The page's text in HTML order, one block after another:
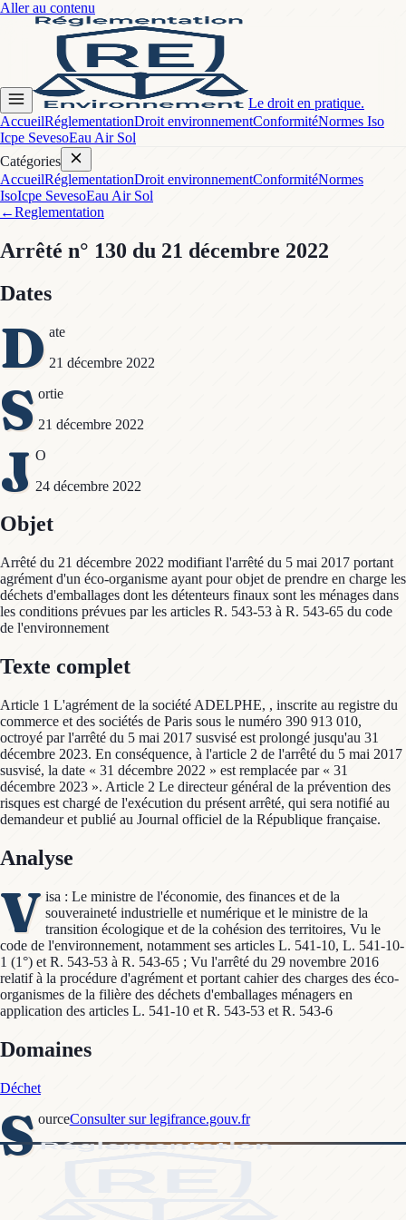
Aller au contenu
Le droit en pratique.
AccueilRéglementationDroit environnementConformitéNormes Iso
Icpe SevesoEau Air Sol
Catégories
AccueilRéglementationDroit environnementConformitéNormes
IsoIcpe SevesoEau Air Sol
←Reglementation
Arrêté n° 130 du 21 décembre 2022
Dates
D ate
21 décembre 2022
S ortie
21 décembre 2022
J O
24 décembre 2022
Objet
Arrêté du 21 décembre 2022 modifiant l'arrêté du 5 mai 2017 portant
agrément d'un éco-organisme ayant pour objet de prendre en charge les
déchets d'emballages dont les détenteurs finaux sont les ménages dans
les conditions prévues par les articles R. 543-53 à R. 543-65 du code
de l'environnement
Texte complet
Article 1 L'agrément de la société ADELPHE, , inscrite au registre du
commerce et des sociétés de Paris sous le numéro 390 913 010,
octroyé par l'arrêté du 5 mai 2017 susvisé est prolongé jusqu'au 31
décembre 2023. En conséquence, à l'article 2 de l'arrêté du 5 mai 2017
susvisé, la date « 31 décembre 2022 » est remplacée par « 31
décembre 2023 ». Article 2 Le directeur général de la prévention des
risques est chargé de l'exécution du présent arrêté, qui sera notifié au
demandeur et publié au Journal officiel de la République française.
Analyse
V isa : Le ministre de l'économie, des finances et de la
souveraineté industrielle et numérique et le ministre de la
transition écologique et de la cohésion des territoires, Vu le
code de l'environnement, notamment ses articles L. 541-10, L. 541-10-
1 (1°) et R. 543-53 à R. 543-65 ; Vu l'arrêté du 29 novembre 2016
relatif à la procédure d'agrément et portant cahier des charges des éco-
organismes de la filière des déchets d'emballages ménagers en
application des articles L. 541-10 et R. 543-53 et R. 543-6
Domaines
Déchet
S ourceConsulter sur legifrance.gouv.fr